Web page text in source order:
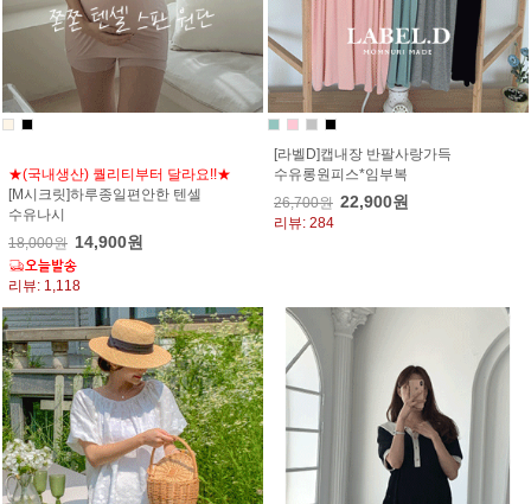
★(국내생산) 퀄리티부터 달라요!!★
[M시크릿]하루종일편안한 텐셀
수유나시
18,000원 14,900원
리뷰: 1,118
[라벨D]캡내장 반팔사랑가득
수유롱원피스*임부복
26,700원 22,900원
리뷰: 284